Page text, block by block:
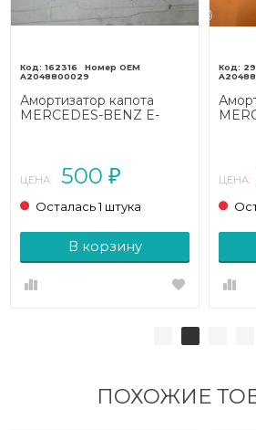
162316
A2048800029
Амортизатор капота
MERCEDES-BENZ E-
ЦЕНА: 500 ₽
Осталась 1 штука
В корзину
ЦЕНА:
ПОХОЖИЕ